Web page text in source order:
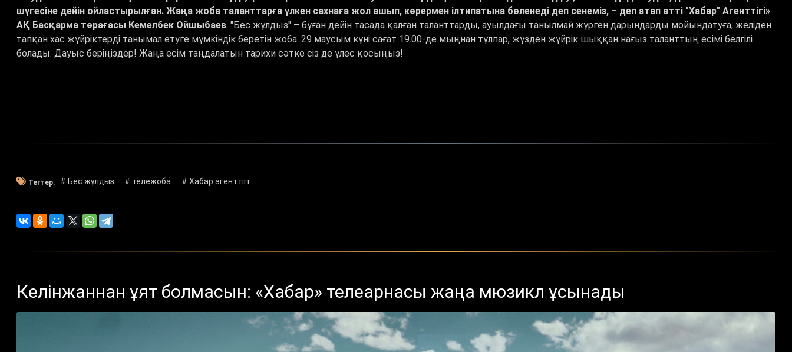
шүгесіне дейін ойластырылған. Жаңа жоба таланттарға үлкен сахнаға жол ашып, көрермен ілтипатына бөленеді деп сенеміз, – деп атап өтті "Хабар" Агенттігі»
АҚ Басқарма төрағасы Кемелбек Ойшыбаев. "Бес жұлдыз" – бұған дейін тасада қалған таланттарды, ауылдағы танылмай жүрген дарындарды мойындатуға, желіден
тапқан хас жүйріктерді танымал етуге мүмкіндік беретін жоба. 29 маусым күні сағат 19.00-де мыңнан тұлпар, жүзден жүйрік шыққан нағыз таланттың есімі белгілі
болады. Дауыс беріңіздер! Жаңа есім таңдалатын тарихи сәтке сіз де үлес қосыңыз!
Тегтер: # Бес жұлдыз # тележоба # Хабар агенттігі
Келінжаннан ұят болмасын: «Хабар» телеарнасы жаңа мюзикл ұсынады